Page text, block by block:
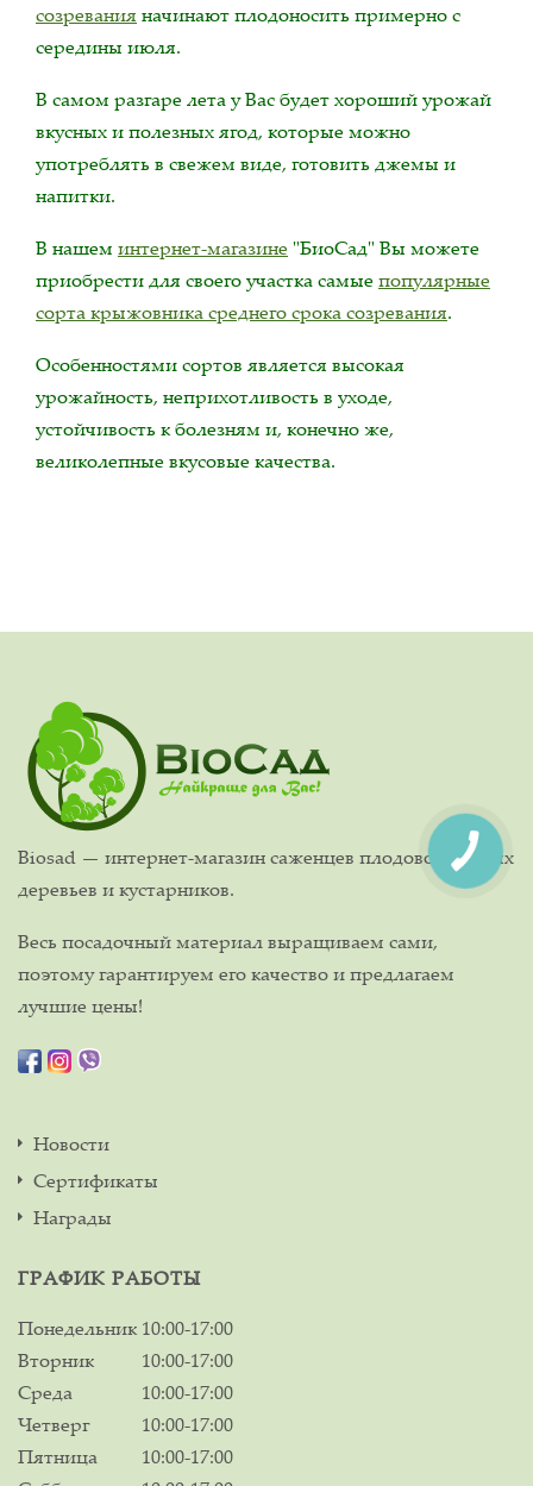
созревания начинают плодоносить примерно с
середины июля.
В самом разгаре лета у Вас будет хороший урожай
вкусных и полезных ягод, которые можно
употреблять в свежем виде, готовить джемы и
напитки.
В нашем интернет-магазине "БиоСад" Вы можете
приобрести для своего участка самые популярные
сорта крыжовника среднего срока созревания.
Особенностями сортов является высокая
урожайность, неприхотливость в уходе,
устойчивость к болезням и, конечно же,
великолепные вкусовые качества.
Biosad — интернет-магазин саженцев плодово-ягодных
деревьев и кустарников.
Весь посадочный материал выращиваем сами,
поэтому гарантируем его качество и предлагаем
лучшие цены!
Новости
Сертификаты
Награды
ГРАФИК РАБОТЫ
Понедельник 10:00-17:00
Вторник
10:00-17:00
Среда
10:00-17:00
Четверг
10:00-17:00
Пятница
10:00-17:00